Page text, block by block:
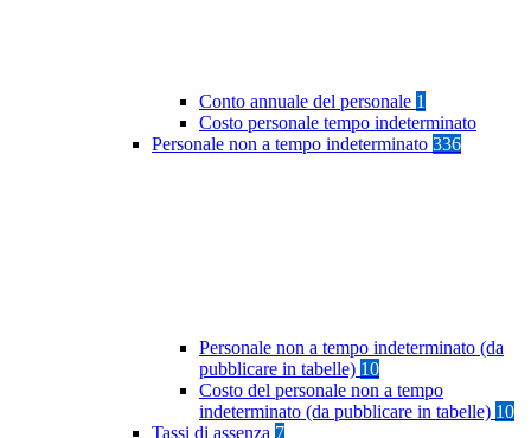
Conto annuale del personale 1
Costo personale tempo indeterminato
Personale non a tempo indeterminato 336
Personale non a tempo indeterminato (da
pubblicare in tabelle) 10
Costo del personale non a tempo
indeterminato (da pubblicare in tabelle) 10
Tassi di assenza 7